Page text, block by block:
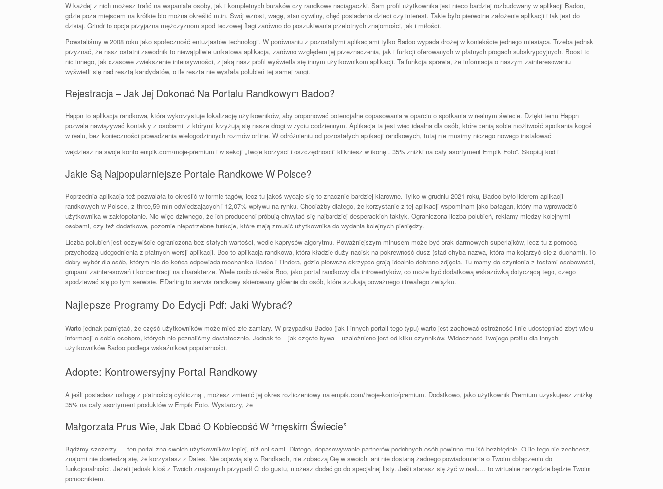
W każdej z nich możesz trafić na wspaniałe osoby, jak i kompletnych buraków czy randkowe naciągaczki. Sam profil użytkownika jest nieco bardziej rozbudowany w aplikacji Badoo,
gdzie poza miejscem na krótkie bio można określić m.in. Swój wzrost, wagę, stan cywilny, chęć posiadania dzieci czy interest. Takie było pierwotne założenie aplikacji i tak jest do
dzisiaj. Grindr to opcja przyjazna mężczyznom spod tęczowej flagi zarówno do poszukiwania przelotnych znajomości, jak i miłości.
Powstaliśmy w 2008 roku jako społeczność entuzjastów technologii. W porównaniu z pozostałymi aplikacjami tylko Badoo wypada drożej w kontekście jednego miesiąca. Trzeba jednak
przyznać, że nasz ostatni zawodnik to niewątpliwie unikatowa aplikacja, zarówno względem jej przeznaczenia, jak i funkcji oferowanych w płatnych progach subskrypcyjnych. Boost to
nic innego, jak czasowe zwiększenie intensywności, z jaką nasz profil wyświetla się innym użytkownikom aplikacji. Ta funkcja sprawia, że informacja o naszym zainteresowaniu
wyświetli się nad resztą kandydatów, o ile reszta nie wysłała polubień tej samej rangi.
Rejestracja – Jak Jej Dokonać Na Portalu Randkowym Badoo?
Happn to aplikacja randkowa, która wykorzystuje lokalizację użytkowników, aby proponować potencjalne dopasowania w oparciu o spotkania w realnym świecie. Dzięki temu Happn
pozwala nawiązywać kontakty z osobami, z którymi krzyżują się nasze drogi w życiu codziennym. Aplikacja ta jest więc idealna dla osób, które cenią sobie możliwość spotkania kogoś
w realu, bez konieczności prowadzenia wielogodzinnych rozmów online. W odróżnieniu od pozostałych aplikacji randkowych, tutaj nie musimy niczego nowego instalować.
wejdziesz na swoje konto empik.com/moje-premium i w sekcji „Twoje korzyści i oszczędności” klikniesz w ikonę „ 35% zniżki na cały asortyment Empik Foto”. Skopiuj kod i
Jakie Są Najpopularniejsze Portale Randkowe W Polsce?
Poprzednia aplikacja też pozwalała to określić w formie tagów, lecz tu jakoś wydaje się to znacznie bardziej klarowne. Tylko w grudniu 2021 roku, Badoo było liderem aplikacji
randkowych w Polsce, z three,59 mln odwiedzających i 12,07% wpływu na rynku. Chociażby dlatego, że korzystanie z tej aplikacji wspominam jako bałagan, który ma wprowadzić
użytkownika w zakłopotanie. Nic więc dziwnego, że ich producenci próbują chwytać się najbardziej desperackich taktyk. Ograniczona liczba polubień, reklamy między kolejnymi
osobami, czy też dodatkowe, pozornie niepotrzebne funkcje, które mają zmusić użytkownika do wydania kolejnych pieniędzy.
Liczba polubień jest oczywiście ograniczona bez stałych wartości, wedle kaprysów algorytmu. Poważniejszym minusem może być brak darmowych superlajków, lecz tu z pomocą
przychodzą udogodnienia z płatnych wersji aplikacji. Boo to aplikacja randkowa, która kładzie duży nacisk na pokrewność dusz (stąd chyba nazwa, która ma kojarzyć się z duchami). To
dobry wybór dla osób, którym nie do końca odpowiada mechanika Badoo i Tindera, gdzie pierwsze skrzypce grają idealnie dobrane zdjęcia. Tu mamy do czynienia z testami osobowości,
grupami zainteresowań i koncentracji na charakterze. Wiele osób określa Boo, jako portal randkowy dla introwertyków, co może być dodatkową wskazówką dotyczącą tego, czego
spodziewać się po tym serwisie. EDarling to serwis randkowy skierowany głównie do osób, które szukają poważnego i trwałego związku.
Najlepsze Programy Do Edycji Pdf: Jaki Wybrać?
Warto jednak pamiętać, że część użytkowników może mieć złe zamiary. W przypadku Badoo (jak i innych portali tego typu) warto jest zachować ostrożność i nie udostępniać zbyt wielu
informacji o sobie osobom, których nie poznaliśmy dostatecznie. Jednak to – jak często bywa – uzależnione jest od kilku czynników. Widoczność Twojego profilu dla innych
użytkowników Badoo podlega wskaźnikowi popularności.
Adopte: Kontrowersyjny Portal Randkowy
A jeśli posiadasz usługę z płatnością cykliczną , możesz zmienić jej okres rozliczeniowy na empik.com/twoje-konto/premium. Dodatkowo, jako użytkownik Premium uzyskujesz zniżkę
35% na cały asortyment produktów w Empik Foto. Wystarczy, że
Małgorzata Prus Wie, Jak Dbać O Kobiecość W “męskim Świecie”
Bądźmy szczerzy — ten portal zna swoich użytkowników lepiej, niż oni sami. Dlatego, dopasowywanie partnerów podobnych osób powinno mu iść bezbłędnie. O ile tego nie zechcesz,
znajomi nie dowiedzą się, że korzystasz z Dates. Nie pojawią się w Randkach, nie zobaczą Cię w swoich, ani nie dostaną żadnego powiadomienia o Twoim dołączeniu do
funkcjonalności. Jeżeli jednak ktoś z Twoich znajomych przypadł Ci do gustu, możesz dodać go do specjalnej listy. Jeśli starasz się żyć w realu… to wirtualne narzędzie będzie Twoim
pomocnikiem.